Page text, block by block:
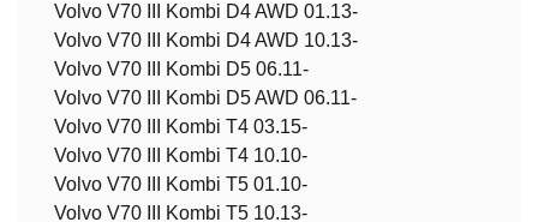
Volvo V70 III Kombi D4 AWD 01.13-
Volvo V70 III Kombi D4 AWD 10.13-
Volvo V70 III Kombi D5 06.11-
Volvo V70 III Kombi D5 AWD 06.11-
Volvo V70 III Kombi T4 03.15-
Volvo V70 III Kombi T4 10.10-
Volvo V70 III Kombi T5 01.10-
Volvo V70 III Kombi T5 10.13-